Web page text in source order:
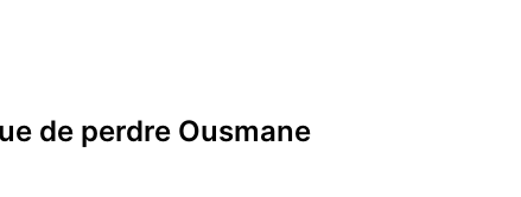
de perdre Ousmane